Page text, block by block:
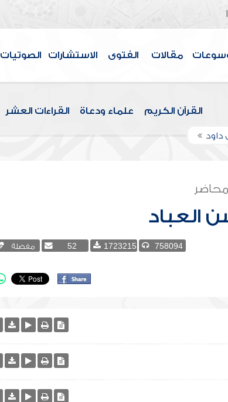
مقالات الفتوى الاستشارات الصوتيات
القرآن الكريم علماء ودعاة القراءات العشر
داود
العباد
758094
1723215
52 مفضلة